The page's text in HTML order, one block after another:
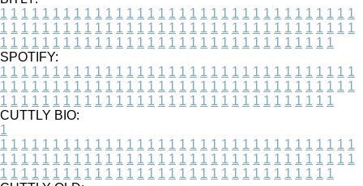
1 1 1 1 1 1 1 1 1 1 1 1 1 1 1 1 1 1 1 1 1 1 1 1 1 1 1 1 1 1 1 1 1 1
1 1 1 1 1 1 1 1 1 1 1 1 1 1 1 1 1 1 1 1 1 1 1 1 1 1 1 1 1 1 1 1 1 1
1 1 1 1 1 1 1 1 1 1 1 1 1 1 1 1 1 1 1 1 1 1 1 1 1 1 1 1 1 1 1 1
SPOTIFY:
1 1 1 1 1 1 1 1 1 1 1 1 1 1 1 1 1 1 1 1 1 1 1 1 1 1 1 1 1 1 1 1 1 1
1 1 1 1 1 1 1 1 1 1 1 1 1 1 1 1 1 1 1 1 1 1 1 1 1 1 1 1 1 1 1 1 1 1
1 1 1 1 1 1 1 1 1 1 1 1 1 1 1 1 1 1 1 1 1 1 1 1 1 1 1 1 1 1 1 1
CUTTLY BIO:
1
1 1 1 1 1 1 1 1 1 1 1 1 1 1 1 1 1 1 1 1 1 1 1 1 1 1 1 1 1 1 1 1 1 1
1 1 1 1 1 1 1 1 1 1 1 1 1 1 1 1 1 1 1 1 1 1 1 1 1 1 1 1 1 1 1 1 1 1
1 1 1 1 1 1 1 1 1 1 1 1 1 1 1 1 1 1 1 1 1 1 1 1 1 1 1 1 1 1 1 1